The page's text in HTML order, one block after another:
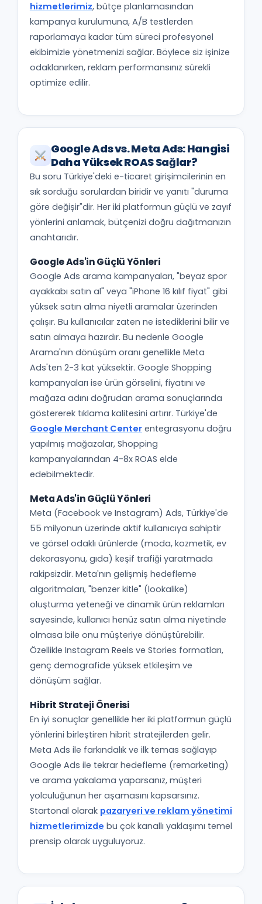
hizmetlerimiz, bütçe planlamasından
kampanya kurulumuna, A/B testlerden
raporlamaya kadar tüm süreci profesyonel
ekibimizle yönetmenizi sağlar. Böylece siz işinize
odaklanırken, reklam performansınız sürekli
optimize edilir.
Google Ads vs. Meta Ads: Hangisi
Daha Yüksek ROAS Sağlar?
Bu soru Türkiye'deki e-ticaret girişimcilerinin en
sık sorduğu sorulardan biridir ve yanıtı "duruma
göre değişir"dir. Her iki platformun güçlü ve zayıf
yönlerini anlamak, bütçenizi doğru dağıtmanızın
anahtarıdır.
Google Ads'in Güçlü Yönleri
Google Ads arama kampanyaları, "beyaz spor
ayakkabı satın al" veya "iPhone 16 kılıf fiyat" gibi
yüksek satın alma niyetli aramalar üzerinden
çalışır. Bu kullanıcılar zaten ne istediklerini bilir ve
satın almaya hazırdır. Bu nedenle Google
Arama'nın dönüşüm oranı genellikle Meta
Ads'ten 2-3 kat yüksektir. Google Shopping
kampanyaları ise ürün görselini, fiyatını ve
mağaza adını doğrudan arama sonuçlarında
göstererek tıklama kalitesini artırır. Türkiye'de
Google Merchant Centerentegrasyonu doğru
yapılmış mağazalar, Shopping
kampanyalarından 4-8x ROAS elde
edebilmektedir.
Meta Ads'in Güçlü Yönleri
Meta (Facebook ve Instagram) Ads, Türkiye'de
55 milyonun üzerinde aktif kullanıcıya sahiptir
ve görsel odaklı ürünlerde (moda, kozmetik, ev
dekorasyonu, gıda) keşif trafiği yaratmada
rakipsizdir. Meta'nın gelişmiş hedefleme
algoritmaları, "benzer kitle" (lookalike)
oluşturma yeteneği ve dinamik ürün reklamları
sayesinde, kullanıcı henüz satın alma niyetinde
olmasa bile onu müşteriye dönüştürebilir.
Özellikle Instagram Reels ve Stories formatları,
genç demografide yüksek etkileşim ve
dönüşüm sağlar.
Hibrit Strateji Önerisi
En iyi sonuçlar genellikle her iki platformun güçlü
yönlerini birleştiren hibrit stratejilerden gelir.
Meta Ads ile farkındalık ve ilk temas sağlayıp
Google Ads ile tekrar hedefleme (remarketing)
ve arama yakalama yaparsanız, müşteri
yolculuğunun her aşamasını kapsarsınız.
Startonal olarak pazaryeri ve reklam yönetimi
hizmetlerimizde bu çok kanallı yaklaşımı temel
prensip olarak uyguluyoruz.